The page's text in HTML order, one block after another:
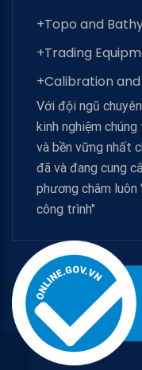
+Topo and
+Trading
+Calibration
Với đội ngũ
kinh nghiệm
và bền vững nhất
đã và đang cung
phương châm luôn
công trình"